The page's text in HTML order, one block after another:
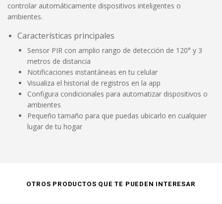
controlar automáticamente dispositivos inteligentes o
ambientes.
Características principales
Sensor PIR con amplio rango de detección de 120° y 3
metros de distancia
Notificaciones instantáneas en tu celular
Visualiza el historial de registros en la app
Configura condicionales para automatizar dispositivos o
ambientes
Pequeño tamaño para que puedas ubicarlo en cualquier
lugar de tu hogar
OTROS PRODUCTOS QUE TE PUEDEN INTERESAR